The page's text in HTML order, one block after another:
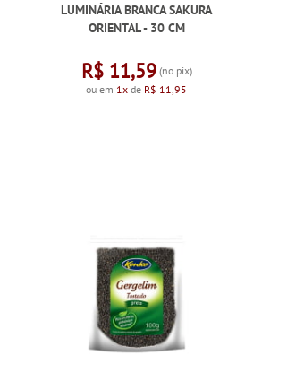
LUMINÁRIA BRANCA SAKURA
ORIENTAL - 30 CM
R$ 11,59(no pix)
ou em 1x de R$ 11,95